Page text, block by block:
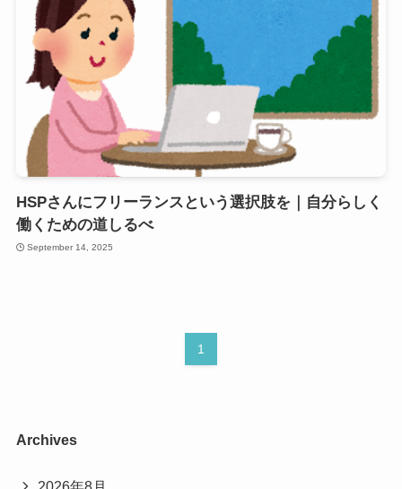
HSPさんにフリーランスという選択肢を｜自分らしく
働くための道しるべ
September 14, 2025
1
Archives